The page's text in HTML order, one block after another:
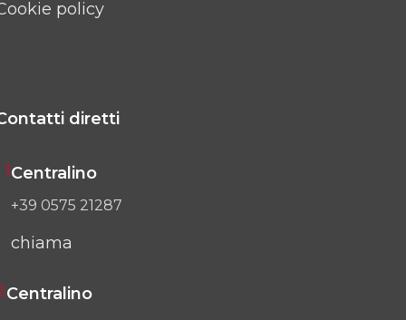
policy
diretti
1Centralino
+39 0575 21287
chiama
Centralino